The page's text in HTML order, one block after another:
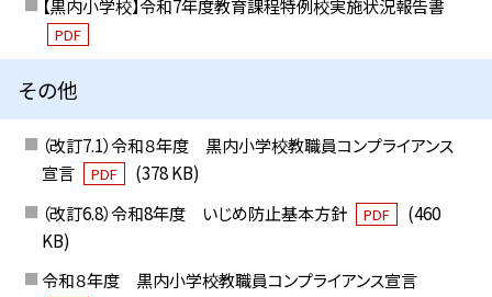
【黒内小学校】令和7年度教育課程特例校実施状況報告書
PDF
その他
（改訂7.1）令和８年度 黒内小学校教職員コンプライアンス
宣言
PDF
(378 KB)
（改訂6.8）令和8年度 いじめ防止基本方針
PDF
(460
KB)
令和８年度 黒内小学校教職員コンプライアンス宣言